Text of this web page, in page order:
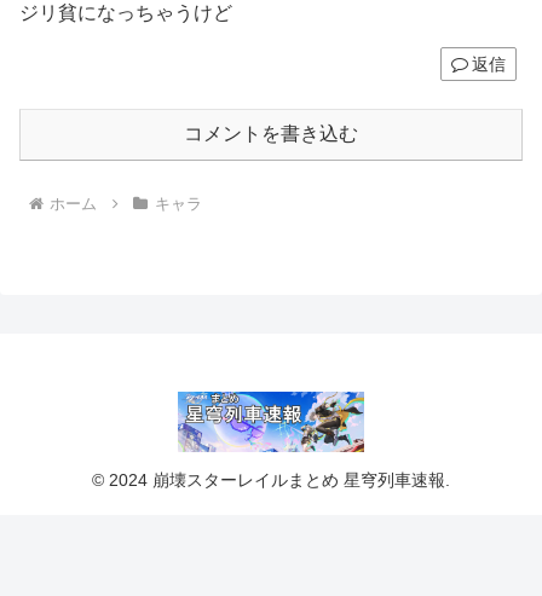
ジリ貧になっちゃうけど
返信
コメントを書き込む
ホーム キャラ
© 2024 崩壊スターレイルまとめ 星穹列車速報.